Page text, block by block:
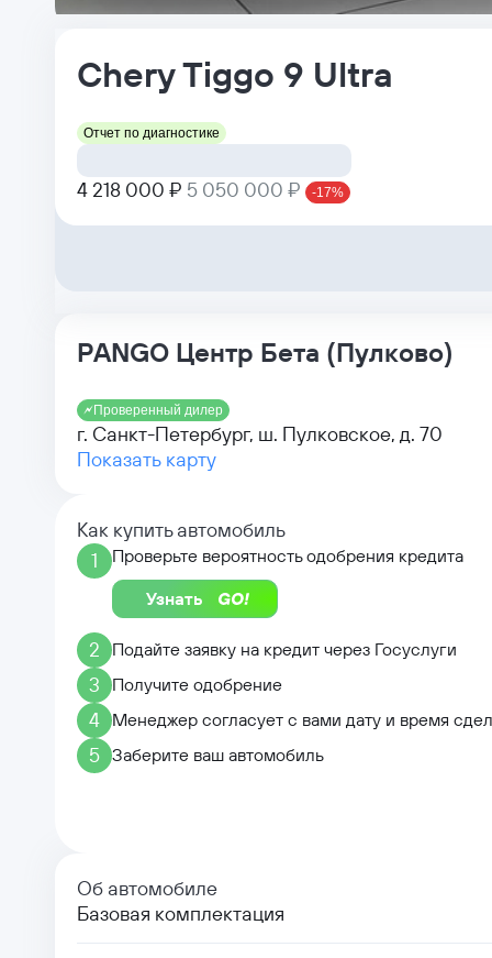
CheryTiggo 9 Ultra
Отчет по диагностике
4 218 000 ₽ 5 050 000 ₽ -17%
PANGO Центр Бета (Пулково)
Проверенный дилер
г. Санкт-Петербург, ш. Пулковское, д. 70
Показать карту
Как купить автомобиль
1
Проверьте вероятность одобрения кредита
Узнать
2 Подайте заявку на кредит через Госуслуги
3 Получите одобрение
4 Менеджер согласует с вами дату и время
5 Заберите ваш автомобиль
Об автомобиле
Базовая комплектация